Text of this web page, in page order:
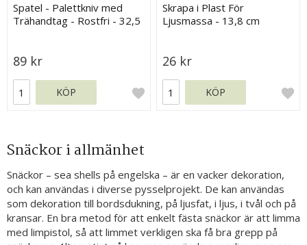
Spatel - Palettkniv med
Trähandtag - Rostfri - 32,5
89 kr
KÖP
Skrapa i Plast För
Ljusmassa - 13,8 cm
26 kr
KÖP
Snäckor i allmänhet
Snäckor – sea shells på engelska – är en vacker dekoration,
och kan användas i diverse pysselprojekt. De kan användas
som dekoration till bordsdukning, på ljusfat, i ljus, i tvål och på
kransar. En bra metod för att enkelt fästa snäckor är att limma
med limpistol, så att limmet verkligen ska få bra grepp på